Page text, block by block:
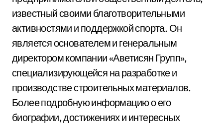
известный своими благотворительными
активностями и поддержкой спорта. Он
является основателем и генеральным
директором компании «Аветисян Групп»,
специализирующейся на разработке и
производстве строительных материалов.
Более подробную информацию о его
биографии, достижениях и интересных